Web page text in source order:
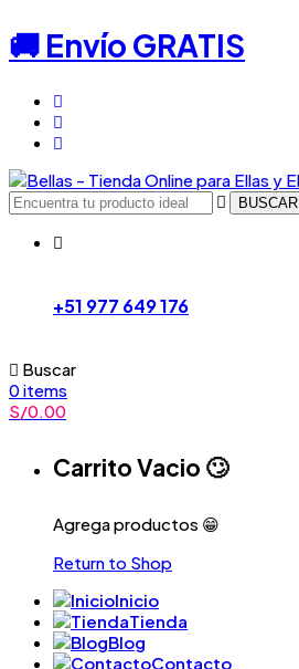
🚚 Envío GRATIS
BUSCAR
+51 977 649 176
Buscar
0items
S/0.00
Carrito Vacio 🙄
Agrega productos 😁
Return to Shop
Inicio
Tienda
Blog
Contacto